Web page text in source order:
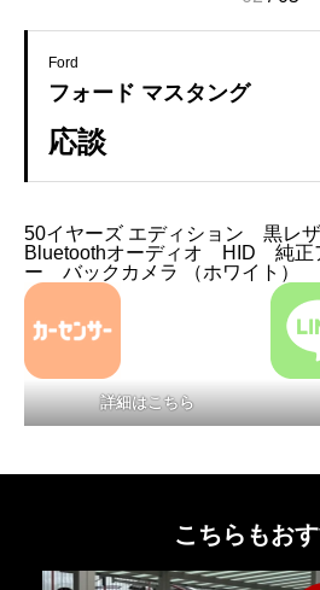
Ford
フォード マスタング
応談
50イヤーズ エディション 黒レ
Bluetoothオーディオ HID 純正
ー バックカメラ （ホワイト）
詳細はこちら
こちらもお